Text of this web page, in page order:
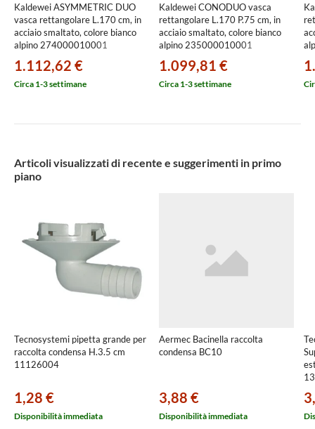
Kaldewei ASYMMETRIC DUO
vasca rettangolare L.170 cm, in
acciaio smaltato, colore bianco
alpino 274000010001
1.112,62 €
Circa 1-3 settimane
Kaldewei CONODUO vasca
rettangolare L.170 P.75 cm, in
acciaio smaltato, colore bianco
alpino 235000010001
1.099,81 €
Circa 1-3 settimane
Articoli visualizzati di recente e suggerimenti in primo
piano
Tecnosystemi pipetta grande per
raccolta condensa H.3.5 cm
11126004
1,28 €
Disponibilità immediata
Aermec Bacinella raccolta
condensa BC10
3,88 €
Disponibilità immediata